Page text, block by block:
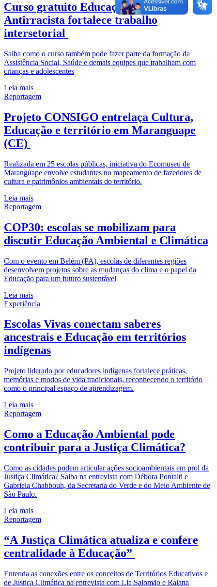
Curso gratuito Educação Integral
Antirracista fortalece trabalho
intersetorial
Saiba como o curso também pode fazer parte da formação da
Assistência Social, Saúde e demais equipes que trabalham com
crianças e adolescentes
Leia mais
Reportagem
Projeto CONSIGO entrelaça Cultura,
Educação e território em Maranguape
(CE)
Realizada em 25 escolas públicas, iniciativa do Ecomuseu de
Maranguape envolve estudantes no mapeamento de fazedores de
cultura e patrimônios ambientais do território.
Leia mais
Reportagem
COP30: escolas se mobilizam para
discutir Educação Ambiental e Climática
Com o evento em Belém (PA), escolas de diferentes regiões
desenvolvem projetos sobre as mudanças do clima e o papel da
Educação para um futuro sustentável
Leia mais
Experiência
Escolas Vivas conectam saberes
ancestrais e Educação em territórios
indígenas
Projeto liderado por educadores indígenas fortalece práticas,
memórias e modos de vida tradicionais, reconhecendo o território
como o principal espaço de aprendizagem.
Leia mais
Reportagem
Como a Educação Ambiental pode
contribuir para a Justiça Climática?
Como as cidades podem articular ações socioambientais em prol da
Justiça Climática? Saiba na entrevista com Débora Pontalti e
Gabriela Chabbouh, da Secretaria do Verde e do Meio Ambiente de
São Paulo.
Leia mais
Reportagem
“A Justiça Climática atualiza e confere
centralidade à Educação”
Entenda as conexões entre os conceitos de Territórios Educativos e
de Justiça Climática na entrevista com Lia Salomão e Raiana